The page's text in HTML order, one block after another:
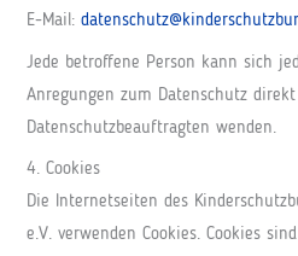
E-Mail:
Jede betroffene Person kann sich
Anregungen zum Datenschutz
Datenschutzbeauftragten wenden.
4. Cookies
Die Internetseiten des
e.V. verwenden Cookies. Cookies